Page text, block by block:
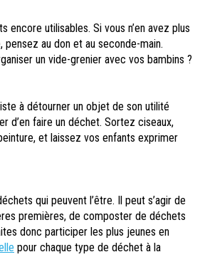
encore utilisables. Si vous n’en avez plus
pensez au don et au seconde-main.
un vide-grenier avec vos bambins ?
à détourner un objet de son utilité
d’en faire un déchet. Sortez ciseaux,
et laissez vos enfants exprimer
qui peuvent l’être. Il peut s’agir de
premières, de composter de déchets
donc participer les plus jeunes en
pour chaque type de déchet à la